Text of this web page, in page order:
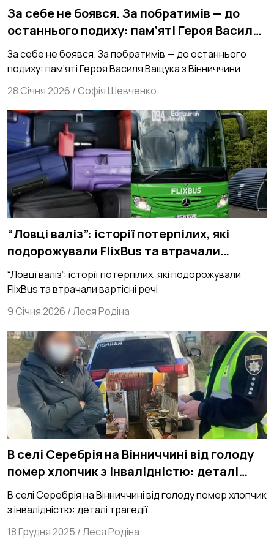
За себе не боявся. За побратимів — до
останнього подиху: пам’яті Героя Василя
Ващука з Вінниччини
За себе не боявся. За побратимів — до останнього
подиху: пам’яті Героя Василя Ващука з Вінниччини
28 Січня 2026 / Софія Шевченко
“Ловці валіз”: історії потерпілих, які
подорожували FlixBus та втрачали
вартісні речі
“Ловці валіз”: історії потерпілих, які подорожували
FlixBus та втрачали вартісні речі
9 Січня 2026 /Леся Родіна
В селі Серебрія на Вінниччині від голоду
помер хлопчик з інвалідністю: деталі
трагедії
В селі Серебрія на Вінниччині від голоду помер хлопчик
з інвалідністю: деталі трагедії
18 Грудня 2025 /Леся Родіна